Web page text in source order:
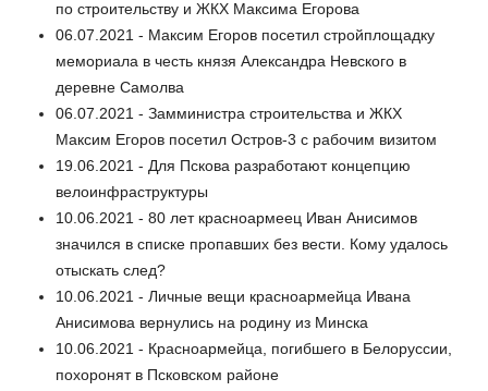
по строительству и ЖКХ Максима Егорова
06.07.2021 - Максим Егоров посетил стройплощадку
мемориала в честь князя Александра Невского в
деревне Самолва
06.07.2021 - Замминистра строительства и ЖКХ
Максим Егоров посетил Остров-3 с рабочим визитом
19.06.2021 - Для Пскова разработают концепцию
велоинфраструктуры
10.06.2021 - 80 лет красноармеец Иван Анисимов
значился в списке пропавших без вести. Кому удалось
отыскать след?
10.06.2021 - Личные вещи красноармейца Ивана
Анисимова вернулись на родину из Минска
10.06.2021 - Красноармейца, погибшего в Белоруссии,
похоронят в Псковском районе